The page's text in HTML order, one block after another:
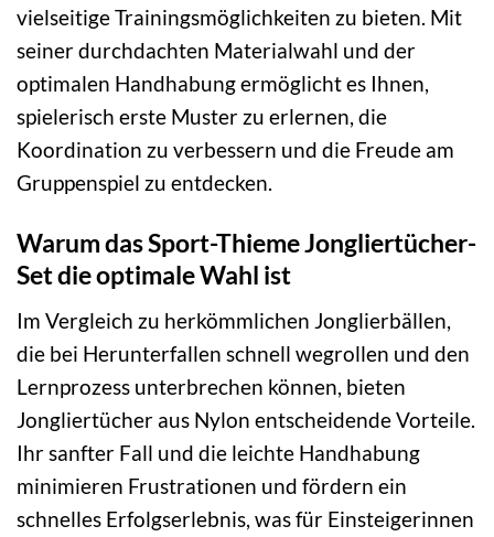
vielseitige Trainingsmöglichkeiten zu bieten. Mit
seiner durchdachten Materialwahl und der
optimalen Handhabung ermöglicht es Ihnen,
spielerisch erste Muster zu erlernen, die
Koordination zu verbessern und die Freude am
Gruppenspiel zu entdecken.
Warum das Sport-Thieme Jongliertücher-
Set die optimale Wahl ist
Im Vergleich zu herkömmlichen Jonglierbällen,
die bei Herunterfallen schnell wegrollen und den
Lernprozess unterbrechen können, bieten
Jongliertücher aus Nylon entscheidende Vorteile.
Ihr sanfter Fall und die leichte Handhabung
minimieren Frustrationen und fördern ein
schnelles Erfolgserlebnis, was für Einsteigerinnen